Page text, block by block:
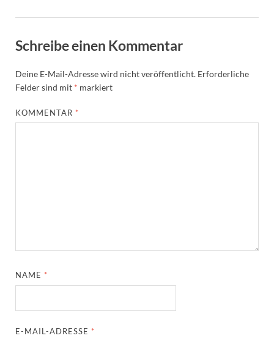
Schreibe einen Kommentar
Deine E-Mail-Adresse wird nicht veröffentlicht. Erforderliche
Felder sind mit * markiert
KOMMENTAR *
NAME *
E-MAIL-ADRESSE *